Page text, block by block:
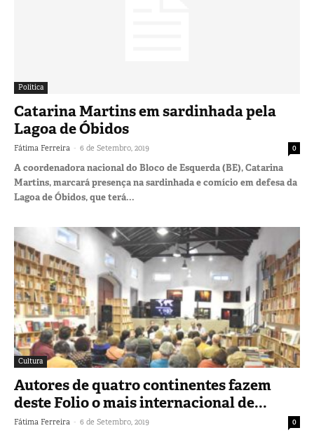
Política
Catarina Martins em sardinhada pela
Lagoa de Óbidos
Fátima Ferreira - 6 de Setembro, 2019 0
A coordenadora nacional do Bloco de Esquerda (BE), Catarina
Martins, marcará presença na sardinhada e comício em defesa da
Lagoa de Óbidos, que terá...
Cultura
Autores de quatro continentes fazem
deste Folio o mais internacional de...
Fátima Ferreira - 6 de Setembro, 2019 0